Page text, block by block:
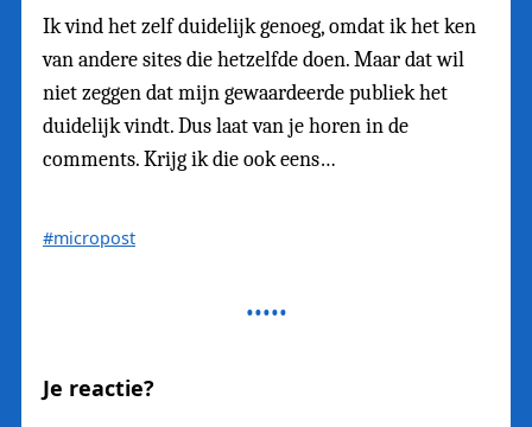
Ik vind het zelf duidelijk genoeg, omdat ik het ken
van andere sites die hetzelfde doen. Maar dat wil
niet zeggen dat mijn gewaardeerde publiek het
duidelijk vindt. Dus laat van je horen in de
comments. Krijg ik die ook eens…
#micropost
Je reactie?